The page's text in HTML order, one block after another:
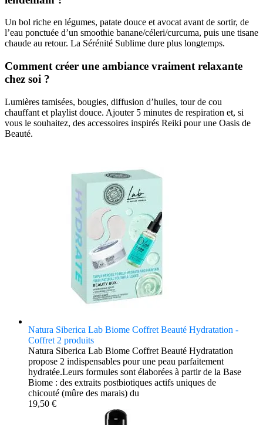
Un bol riche en légumes, patate douce et avocat avant de sortir, de
l’eau ponctuée d’un smoothie banane/céleri/curcuma, puis une tisane
chaude au retour. La Sérénité Sublime dure plus longtemps.
Comment créer une ambiance vraiment relaxante
chez soi ?
Lumières tamisées, bougies, diffusion d’huiles, tour de cou
chauffant et playlist douce. Ajouter 5 minutes de respiration et, si
vous le souhaitez, des accessoires inspirés Reiki pour une Oasis de
Beauté.
Natura Siberica Lab Biome Coffret Beauté Hydratation -
Coffret 2 produits
Natura Siberica Lab Biome Coffret Beauté Hydratation
propose 2 indispensables pour une peau parfaitement
hydratée.Leurs formules sont élaborées à partir de la Base
Biome : des extraits postbiotiques actifs uniques de
chicouté (mûre des marais) du
19,50 €